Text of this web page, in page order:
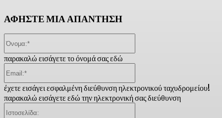
ΑΦΗΣΤΕ ΜΙΑ ΑΠΑΝΤΗΣΗ
παρακαλώ εισάγετε το όνομά σας εδώ
έχετε εισάγει εσφαλμένη διεύθυνση ηλεκτρονικού ταχυδρομείου!
παρακαλώ εισάγετε εδώ την ηλεκτρονική σας διεύθυνση